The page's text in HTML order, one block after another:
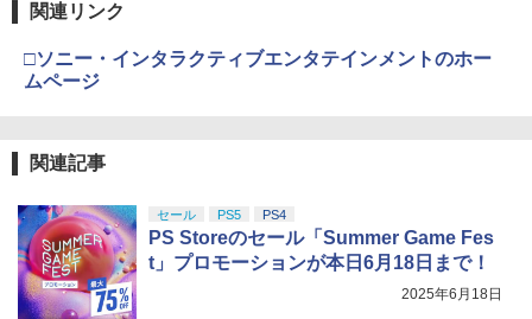
関連リンク
□ソニー・インタラクティブエンタテインメントのホー
ムページ
関連記事
セール PS5 PS4
PS Storeのセール「Summer Game Fes
t」プロモーションが本日6月18日まで！
2025年6月18日